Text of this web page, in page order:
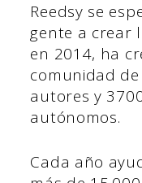
Reedsy se
gente a crear
en 2014, ha
comunidad
autores y
autónomos.
Cada año